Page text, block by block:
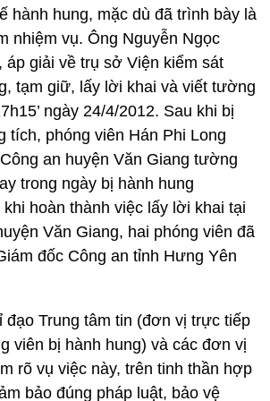
hành hung, mặc dù đã trình bày là
nhiệm vụ. Ông Nguyễn Ngọc
áp giải về trụ sở Viện kiểm sát
tạm giữ, lấy lời khai và viết tường
ngày 24/4/2012. Sau khi bị
tích, phóng viên Hán Phi Long
an huyện Văn Giang tường
trong ngày bị hành hung
hoàn thành việc lấy lời khai tại
Văn Giang, hai phóng viên đã
đốc Công an tỉnh Hưng Yên
đạo Trung tâm tin (đơn vị trực tiếp
viên bị hành hung) và các đơn vị
rõ vụ việc này, trên tinh thần hợp
bảo đúng pháp luật, bảo vệ